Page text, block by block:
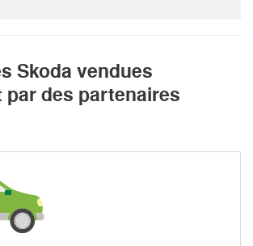
Skoda vendues
par des partenaires